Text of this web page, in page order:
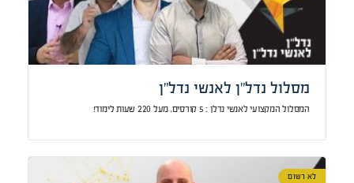
מסלול נדל”ן לאנשי נדל”ן
המסלול המקצועי לאנשי נדלן : 5 קורסים, מעל 220 שעות לימוד!
לא רשום